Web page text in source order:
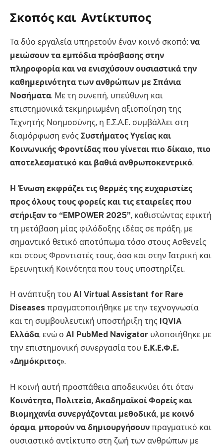
Σκοπός και Αντίκτυπος
Τα δύο εργαλεία υπηρετούν έναν κοινό σκοπό: να
μειώσουν τα εμπόδια πρόσβασης στην
πληροφορία και να ενισχύσουν ουσιαστικά την
καθημερινότητα των ανθρώπων με Σπάνια
Νοσήματα. Με τη συνεπή, υπεύθυνη και
επιστημονικά τεκμηριωμένη αξιοποίηση της
Τεχνητής Νοημοσύνης, η Ε.Σ.Α.Ε. συμβάλλει στη
διαμόρφωση ενός Συστήματος Υγείας και
Κοινωνικής Φροντίδας που γίνεται πιο δίκαιο, πιο
αποτελεσματικό και βαθιά ανθρωποκεντρικό.
Η Ένωση εκφράζει τις θερμές της ευχαριστίες
προς όλους τους φορείς και τις εταιρείες που
στήριξαν το “EMPOWER 2025”, καθιστώντας εφικτή
τη μετάβαση μίας φιλόδοξης ιδέας σε πράξη, με
σημαντικό θετικό αποτύπωμα τόσο στους Ασθενείς
και στους Φροντιστές τους, όσο και στην Ιατρική και
Ερευνητική Κοινότητα που τους υποστηρίζει.
Η ανάπτυξη του AI Virtual Assistant for Rare
Diseases πραγματοποιήθηκε με την τεχνογνωσία
και τη συμβουλευτική υποστήριξη της IQVIA
Ελλάδα, ενώ ο AI PubMed Navigator υλοποιήθηκε με
την επιστημονική συνεργασία του Ε.Κ.Ε.Φ.Ε.
«Δημόκριτος».
Η κοινή αυτή προσπάθεια αποδεικνύει ότι όταν
Κοινότητα, Πολιτεία, Ακαδημαϊκοί Φορείς και
Βιομηχανία συνεργάζονται μεθοδικά, με κοινό
όραμα, μπορούν να δημιουργήσουν πραγματικό και
ουσιαστικό αντίκτυπο στη ζωή των ανθρώπων με